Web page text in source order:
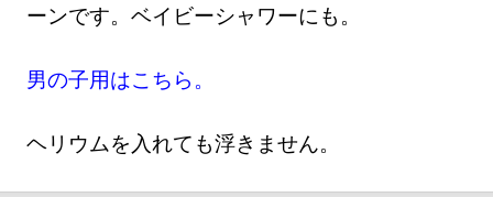
ーンです。ベイビーシャワーにも。
男の子用はこちら。
ヘリウムを入れても浮きません。